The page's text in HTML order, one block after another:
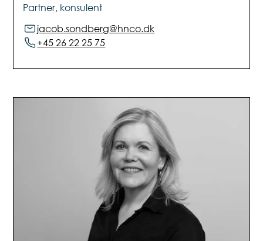
Partner, konsulent
jacob.sondberg@hnco.dk
+45 26 22 25 75